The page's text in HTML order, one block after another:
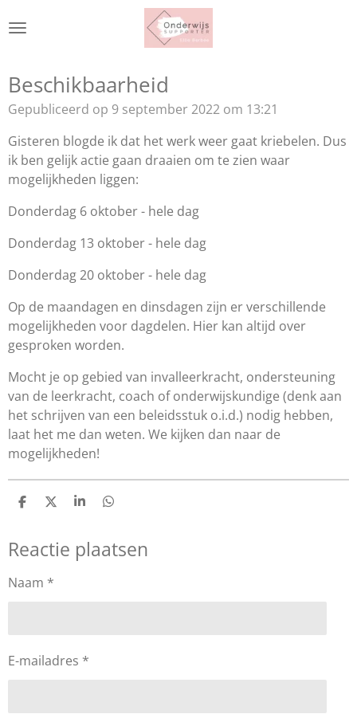
direct
hoofdinhoud
Beschikbaarheid
Gepubliceerd op 9 september 2022 om 13:21
Gisteren blogde ik dat het werk weer gaat kriebelen. Dus
ik ben gelijk actie gaan draaien om te zien waar
mogelijkheden liggen:
Donderdag 6 oktober - hele dag
Donderdag 13 oktober - hele dag
Donderdag 20 oktober - hele dag
Op de maandagen en dinsdagen zijn er verschillende
mogelijkheden voor dagdelen. Hier kan altijd over
gesproken worden.
Mocht je op gebied van invalleerkracht, ondersteuning
van de leerkracht, coach of onderwijskundige (denk aan
het schrijven van een beleidsstuk o.i.d.) nodig hebben,
laat het me dan weten. We kijken dan naar de
mogelijkheden!
D
e
n
D
l
S
r
e
D
e
n
Reactie plaatsen
Naam *
E-mailadres *